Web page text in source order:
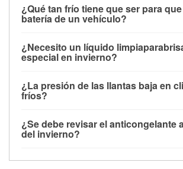
¿Qué tan frío tiene que ser para
batería de un vehículo?
debajo de los 32 °F y puede perder
su potencia de arranque cerca de los 0
arranque.
¿Necesito un líquido
especial en invierno?
la congelación y ayuda a disolver la
derretida en la carretera para mejorar
¿La presión de las llantas baja en
fríos?
alrededor de 1 PSI por cada 10 °F que
temperatura. Puedes obtener más
¿Se debe revisar el anticongelante
del invierno?